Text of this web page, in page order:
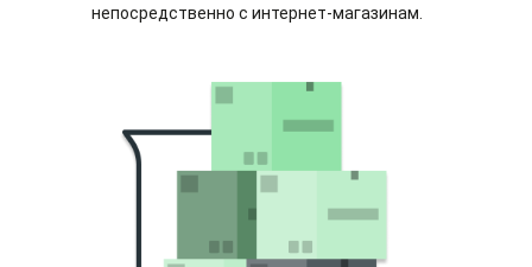
Разместим на качественном
вашего склада или от поставщика
непосредственно с интернет-магазинам.